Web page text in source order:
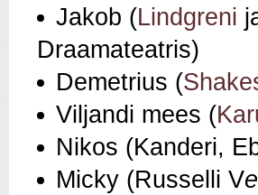
Jakob (Lindgreni
Draamateatris)
Demetrius (
Viljandi mees (
Nikos (Kanderi,
Micky (Russelli V